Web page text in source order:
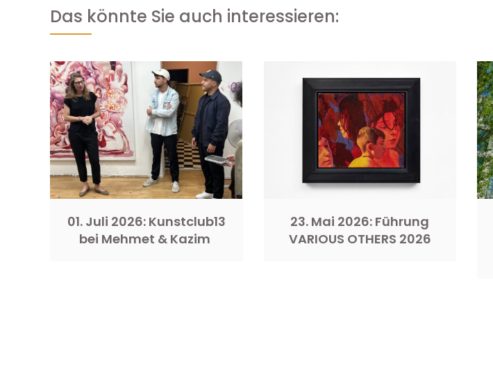
Das könnte Sie auch interessieren:
01. Juli 2026: Kunstclub13
bei Mehmet & Kazim
23. Mai 2026: Führung
VARIOUS OTHERS 2026